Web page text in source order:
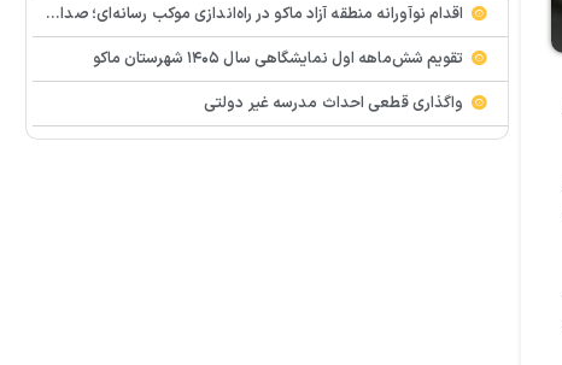
اقدام نوآورانه منطقه آزاد ماکو در راه‌اندازی موکب رسانه‌ای؛ صدای مردم از دل تجمعات طنین‌انداز شد
تقویم شش‌ماهه اول نمایشگاهی سال ۱۴۰۵ شهرستان ماکو
واگذاری قطعی احداث مدرسه غیر دولتی